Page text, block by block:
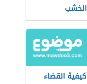
الخشب
كيفية القضاء